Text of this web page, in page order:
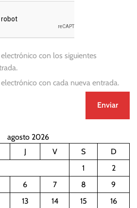
con los siguientes
con cada nueva entrada.
agosto 2026
J V S
D
1
2
6 7 8
9
13 14 15
16